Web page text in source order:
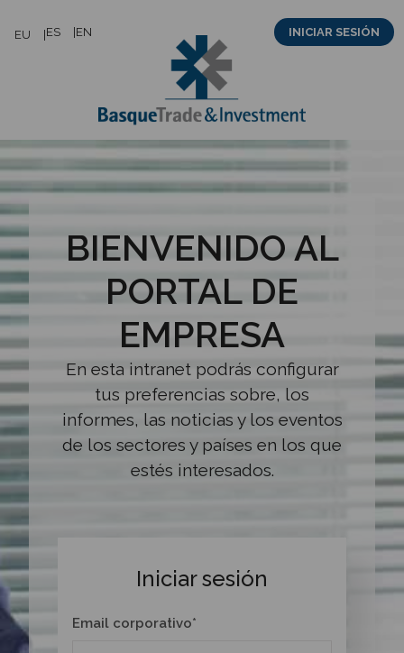
EU ES EN INICIAR SESIÓN
BIENVENIDO AL
PORTAL DE
EMPRESA
En esta intranet podrás configurar
tus preferencias sobre, los
informes, las noticias y los eventos
de los sectores y países en los que
estés interesados.
Iniciar sesión
Email corporativo*